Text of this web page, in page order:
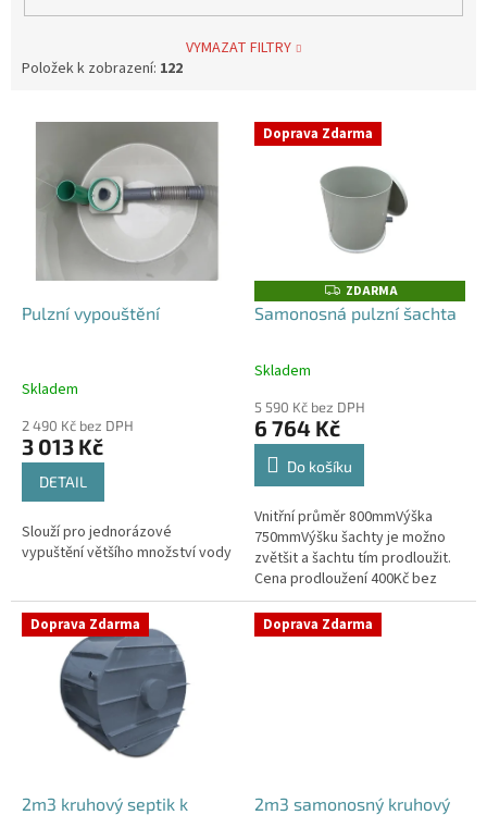
VYMAZAT FILTRY
Položek k zobrazení: 122
Pulzní vypouštění
Skladem
2 490 Kč bez DPH
3 013 Kč
DETAIL
Slouží pro jednorázové
vypuštění většího množství vody
Doprava Zdarma
Z
D
A
ZDARMA
Samonosná pulzní šachta
Průměrné
produktu
je
4,0
hvězdiček.
Skladem
5 590 Kč bez DPH
6 764 Kč
Do košíku
Vnitřní průměr 800mmVýška
750mmVýšku šachty je možno
zvětšit a šachtu tím prodloužit.
Cena prodloužení 400Kč bez
DPH/10cm.V případě potřeby
prodloužení šachty napište
svůj...
Doprava Zdarma
2m3 kruhový septik k
Doprava Zdarma
2m3 samonosný kruhový